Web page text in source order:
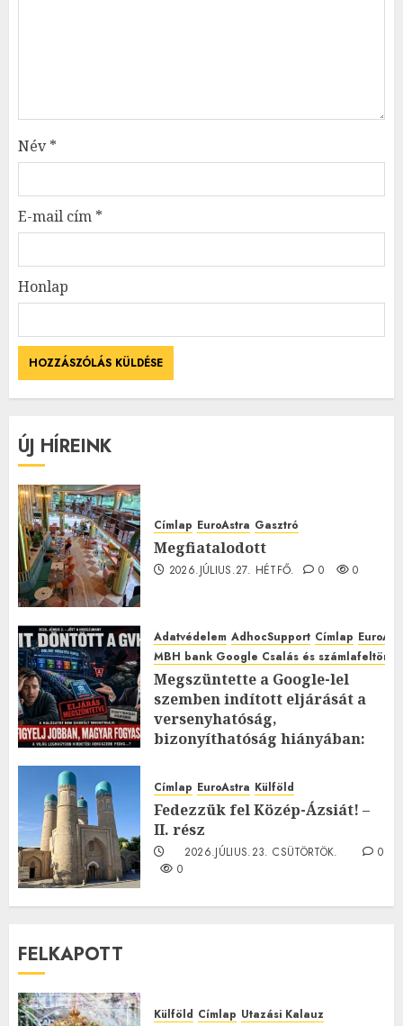
Név*
E-mail cím *
Honlap
ÚJ HÍREINK
Címlap EuroAstra Gasztró
Megfiatalodott
2026.JÚLIUS.27. HÉTFŐ. 0 0
Adatvédelem AdhocSupport Címlap
MBH bank Google Csalás és
Megszüntette a Google-lel
szemben indított eljárását a
versenyhatóság,
bizonyíthatóság hiányában:
2026.JÚLIUS.23. CSÜTÖRTÖK.
0
Címlap EuroAstra Külföld
Fedezzük fel Közép-Ázsiát! –
II. rész
2026.JÚLIUS.23. CSÜTÖRTÖK.
0
0
FELKAPOTT
Külföld Címlap Utazási Kalauz